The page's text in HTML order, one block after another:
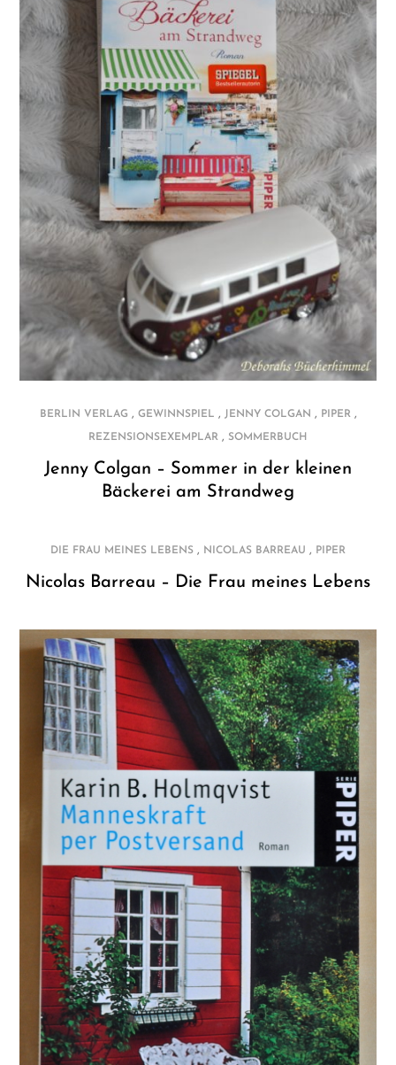
BERLIN VERLAG , GEWINNSPIEL , JENNY COLGAN , PIPER,
REZENSIONSEXEMPLAR , SOMMERBUCH
Jenny Colgan – Sommer in der kleinen
Bäckerei am Strandweg
DIE FRAU MEINES LEBENS , NICOLAS BARREAU , PIPER
Nicolas Barreau – Die Frau meines Lebens